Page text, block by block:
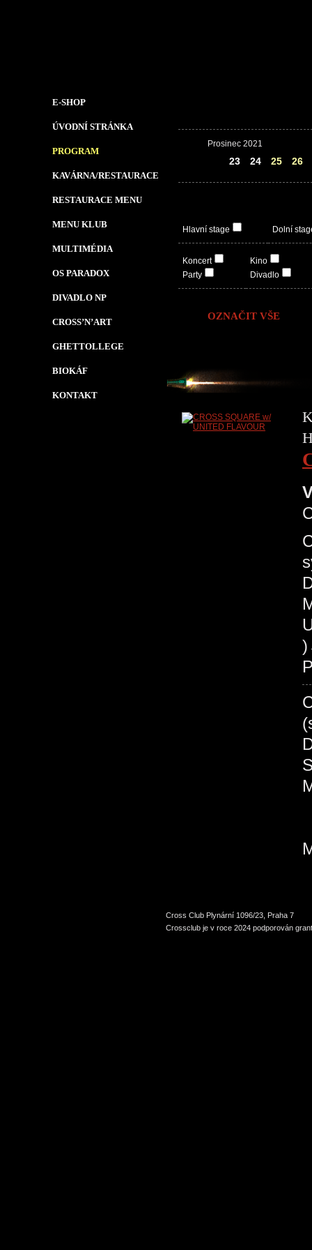
E-SHOP
ÚVODNÍ STRÁNKA
PROGRAM
KAVÁRNA/RESTAURACE
RESTAURACE MENU
MENU KLUB
MULTIMÉDIA
OS PARADOX
DIVADLO NP
CROSS’N’ART
GHETTOLLEGE
BIOKÁF
KONTAKT
Prosinec 2021
23 24 25 26
Hlavní stage Dolní
Koncert
Party
Kino
Divadlo
OZNAČIT VŠE
Cross Club Plynární 1096/23, Praha 7
Crossclub je v roce 2024 podporován